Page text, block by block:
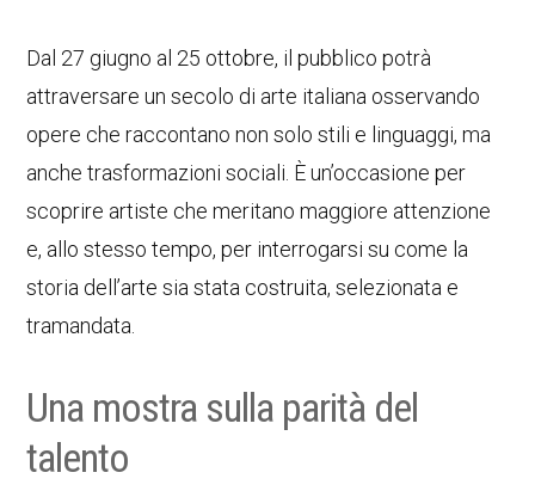
Dal 27 giugno al 25 ottobre, il pubblico potrà
attraversare un secolo di arte italiana osservando
opere che raccontano non solo stili e linguaggi, ma
anche trasformazioni sociali. È un’occasione per
scoprire artiste che meritano maggiore attenzione
e, allo stesso tempo, per interrogarsi su come la
storia dell’arte sia stata costruita, selezionata e
tramandata.
Una mostra sulla parità del
talento